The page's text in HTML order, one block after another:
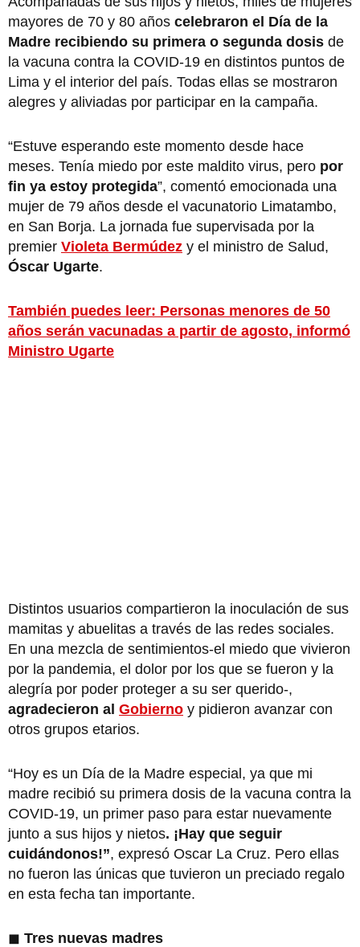
mayores de 70 y 80 años celebraron el Día de la
Madre recibiendo su primera o segunda dosis de
la vacuna contra la COVID-19 en distintos puntos de
Lima y el interior del país. Todas ellas se mostraron
alegres y aliviadas por participar en la campaña.
“Estuve esperando este momento desde hace
meses. Tenía miedo por este maldito virus, pero por
fin ya estoy protegida”, comentó emocionada una
mujer de 79 años desde el vacunatorio Limatambo,
en San Borja. La jornada fue supervisada por la
premier Violeta Bermúdez y el ministro de Salud,
Óscar Ugarte.
También puedes leer: Personas menores de 50
años serán vacunadas a partir de agosto, informó
Ministro Ugarte
Distintos usuarios compartieron la inoculación de sus
mamitas y abuelitas a través de las redes sociales.
En una mezcla de sentimientos-el miedo que vivieron
por la pandemia, el dolor por los que se fueron y la
alegría por poder proteger a su ser querido-,
agradecieron al Gobierno y pidieron avanzar con
otros grupos etarios.
“Hoy es un Día de la Madre especial, ya que mi
madre recibió su primera dosis de la vacuna contra la
COVID-19, un primer paso para estar nuevamente
junto a sus hijos y nietos. ¡Hay que seguir
cuidándonos!”, expresó Oscar La Cruz. Pero ellas
no fueron las únicas que tuvieron un preciado regalo
en esta fecha tan importante.
◼ Tres nuevas madres